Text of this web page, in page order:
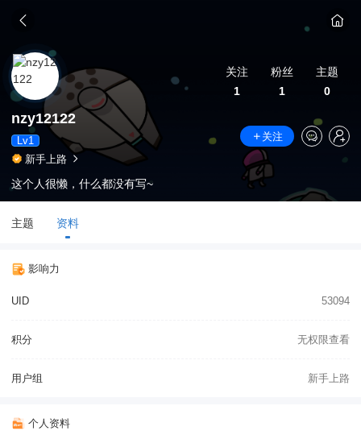
关注
1
粉丝
1
主题
0
nzy12122
Lv1
关注
新手上路
这个人很懒，什么都没有写~
主题 资料
影响力
UID 53094
积分 无权限查看
用户组 新手上路
个人资料